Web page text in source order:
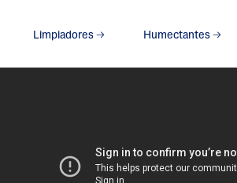
Limpiadores Humectantes